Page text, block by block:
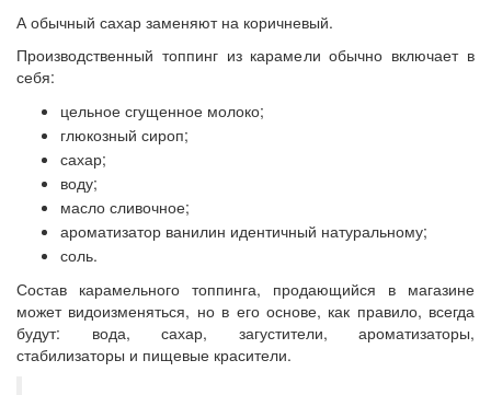
А обычный сахар заменяют на коричневый.
Производственный топпинг из карамели обычно включает в
себя:
цельное сгущенное молоко;
глюкозный сироп;
сахар;
воду;
масло сливочное;
ароматизатор ванилин идентичный натуральному;
соль.
Состав карамельного топпинга, продающийся в магазине
может видоизменяться, но в его основе, как правило, всегда
будут: вода, сахар, загустители, ароматизаторы,
стабилизаторы и пищевые красители.